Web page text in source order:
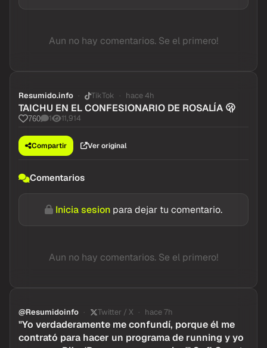
Aun no hay comentarios. Se el primero!
Resumido.info TikTok hace 4h
TAICHU EN EL CONFESIONARIO DE ROSALÍA 🫢
760 1 11,914
Compartir Ver original
Comentarios
Inicia sesion para dejar tu comentario.
Aun no hay comentarios. Se el primero!
@Resumidoinfo Twitter / X hace 7h
"Yo verdaderamente me confundí, porque él me
contrató para hacer un programa de running y yo